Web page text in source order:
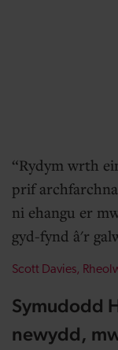
Rydym wrth
prif
ni ehangu er
gyd-fynd â'r
Scott Davies,
Symudodd
newydd,